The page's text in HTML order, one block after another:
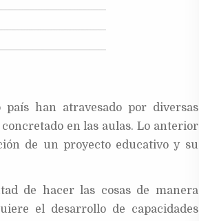
han atravesado por diversas
en las aulas. Lo anterior
de un proyecto educativo y su
de hacer las cosas de manera
el desarrollo de capacidades